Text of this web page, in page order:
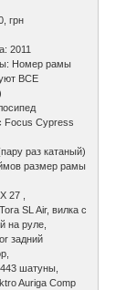
грн
2011
Номер рамы
ВСЕ
Focus Cypress
раз катаный)
размер рамы
27 ,
SL Air, вилка с
на руле,
задний
шатуны,
Auriga Comp